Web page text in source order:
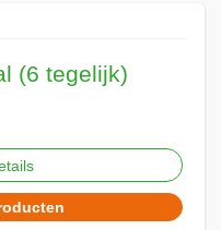
(6 tegelijk)